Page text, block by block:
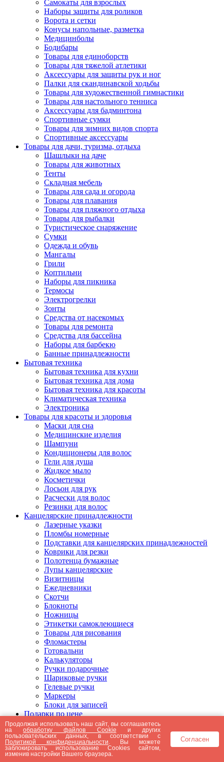
Самокаты для взрослых
Наборы защиты для роликов
Ворота и сетки
Конусы напольные, разметка
Медицинболы
Бодибары
Товары для единоборств
Товары для тяжелой атлетики
Аксессуары для защиты рук и ног
Палки для скандинавской ходьбы
Товары для художественной гимнастики
Товары для настольного тенниса
Аксессуары для бадминтона
Спортивные сумки
Товары для зимних видов спорта
Спортивные аксессуары
Товары для дачи, туризма, отдыха
Шашлыки на даче
Товары для животных
Тенты
Складная мебель
Товары для сада и огорода
Товары для плавания
Товары для пляжного отдыха
Товары для рыбалки
Туристическое снаряжение
Сумки
Одежда и обувь
Мангалы
Грили
Коптильни
Наборы для пикника
Термосы
Электрогрелки
Зонты
Средства от насекомых
Товары для ремонта
Средства для бассейна
Наборы для барбекю
Банные принадлежности
Бытовая техника
Бытовая техника для кухни
Бытовая техника для дома
Бытовая техника для красоты
Климатическая техника
Электроника
Товары для красоты и здоровья
Маски для сна
Медицинские изделия
Шампуни
Кондиционеры для волос
Гели для душа
Жидкое мыло
Косметички
Лосьон для рук
Расчески для волос
Резинки для волос
Канцелярские принадлежности
Лазерные указки
Пломбы номерные
Подставки для канцелярских принадлежностей
Коврики для резки
Полотенца бумажные
Лупы канцелярские
Визитницы
Ежедневники
Скотчи
Блокноты
Ножницы
Этикетки самоклеющиеся
Товары для рисования
Фломастеры
Готовальни
Калькуляторы
Ручки подарочные
Шариковые ручки
Гелевые ручки
Маркеры
Блоки для записей
Подарки по цене
Подарки от 5000 рублей
Подарки до 5000 рублей
Подарки до 3000 рублей
Подарки до 2000 рублей
Подарки до 1000 рублей
Продолжая использовать наш сайт, вы соглашаетесь
наобработку файлов Cookie и других
пользовательских данных, в соответствии с
Политикой конфиденциальности . Вы можете
заблокировать использование Cookies сайтом,
изменив настройки Вашего браузера.
Согласен